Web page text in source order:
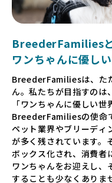
BreederFamiliesと
ワンちゃんに優し
BreederFamiliesは、た
ん。私たちが目指すのは
「ワンちゃんに優しい
BreederFamiliesの使命
ペット業界やブリーディ
が多く残されています。
ボックス化され、消費者
ワンちゃんをお迎えし、
することも少なくありま